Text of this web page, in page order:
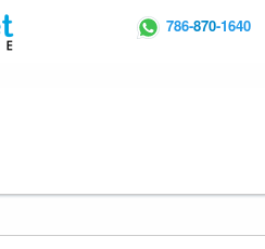
786-870-1640